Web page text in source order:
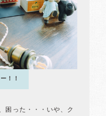
！！
困った・・・いや、ク